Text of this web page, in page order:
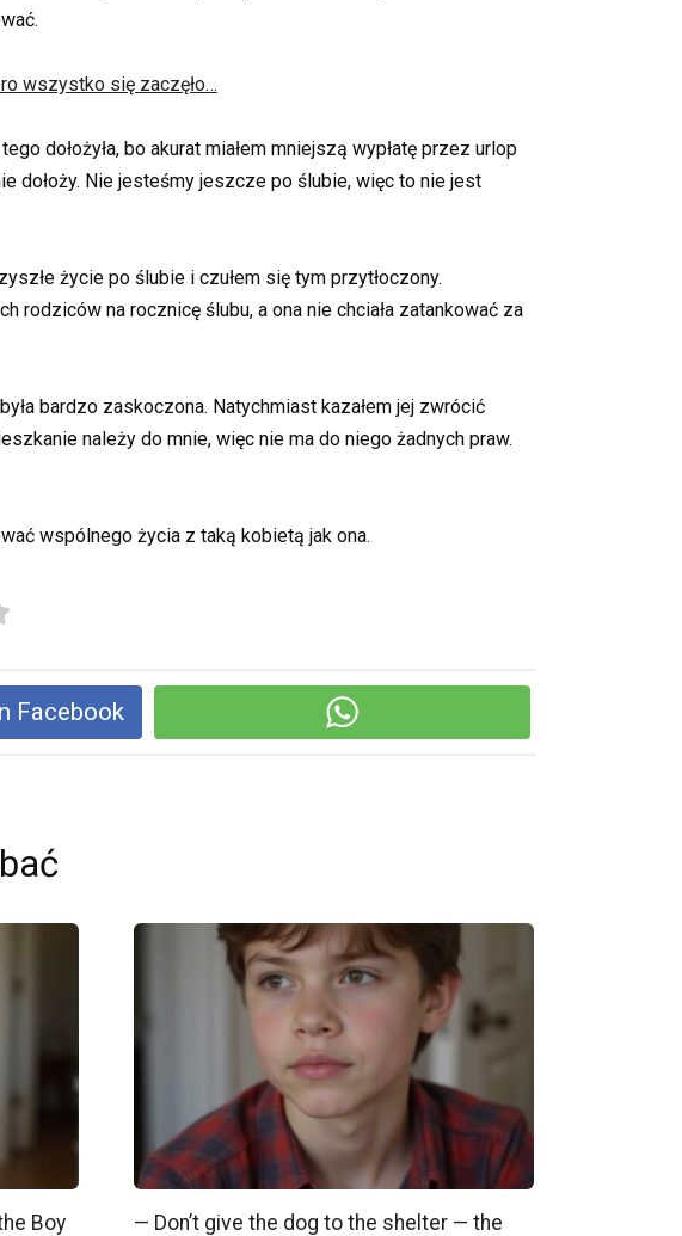
wszystko się zaczęło…
dołożyła, bo akurat miałem mniejszą wypłatę przez urlop
dołoży. Nie jesteśmy jeszcze po ślubie, więc to nie jest
życie po ślubie i czułem się tym przytłoczony.
na rocznicę ślubu, a ona nie chciała zatankować za
bardzo zaskoczona. Natychmiast kazałem jej zwrócić
należy do mnie, więc nie ma do niego żadnych praw.
wspólnego życia z taką kobietą jak ona.
Facebook
Boy
— Don’t give the dog to the shelter — the